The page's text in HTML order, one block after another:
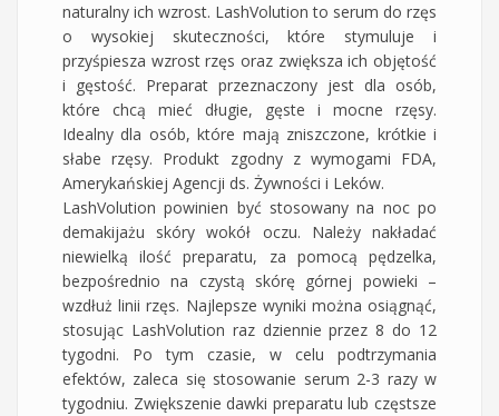
naturalny ich wzrost. LashVolution to serum do rzęs
o wysokiej skuteczności, które stymuluje i
przyśpiesza wzrost rzęs oraz zwiększa ich objętość
i gęstość. Preparat przeznaczony jest dla osób,
które chcą mieć długie, gęste i mocne rzęsy.
Idealny dla osób, które mają zniszczone, krótkie i
słabe rzęsy. Produkt zgodny z wymogami FDA,
Amerykańskiej Agencji ds. Żywności i Leków.
LashVolution powinien być stosowany na noc po
demakijażu skóry wokół oczu. Należy nakładać
niewielką ilość preparatu, za pomocą pędzelka,
bezpośrednio na czystą skórę górnej powieki –
wzdłuż linii rzęs. Najlepsze wyniki można osiągnąć,
stosując LashVolution raz dziennie przez 8 do 12
tygodni. Po tym czasie, w celu podtrzymania
efektów, zaleca się stosowanie serum 2-3 razy w
tygodniu. Zwiększenie dawki preparatu lub częstsze